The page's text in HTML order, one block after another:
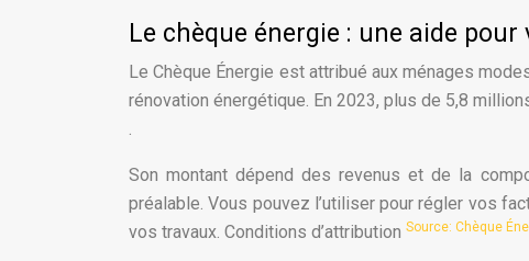
Le chèque énergie : une aide
Le Chèque Énergie est attribué aux ménages
rénovation énergétique. En 2023, plus de 5,8
.
Son montant dépend des revenus et de la
préalable. Vous pouvez l’utiliser pour régler vos
vos travaux. Conditions d’attribution Source: Chèque